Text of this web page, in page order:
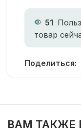
51
товар
Поделиться:
ВАМ ТАКЖЕ